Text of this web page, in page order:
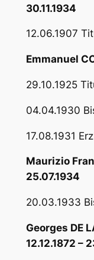
30.11.1934
12.06.1907
Emmanuel
29.10.1925
04.04.1930
17.08.1931
Maurizio
25.07.1934
20.03.1933
Georges DE
12.12.1872 –